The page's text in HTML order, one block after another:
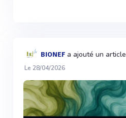
BIONEF a ajouté un article
Le 28/04/2026